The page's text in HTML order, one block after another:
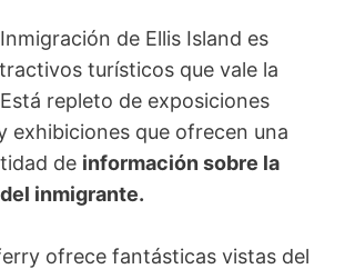
de Ellis Island es
turísticos que vale la
repleto de exposiciones
exhibiciones que ofrecen una
de información sobre la
inmigrante.
ofrece fantásticas vistas del